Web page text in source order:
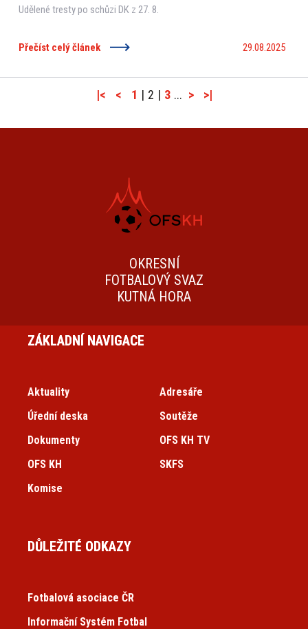
Udělené tresty po schůzi DK z 27. 8.
29.08.2025
Přečíst celý článek
|< < 1 | 2 | 3 ... > >|
OKRESNÍ
FOTBALOVÝ SVAZ
KUTNÁ HORA
ZÁKLADNÍ NAVIGACE
Aktuality
Úřední deska
Dokumenty
OFS KH
Komise
Adresáře
Soutěže
OFS KH TV
SKFS
DŮLEŽITÉ ODKAZY
Fotbalová asociace ČR
Informační Systém Fotbal